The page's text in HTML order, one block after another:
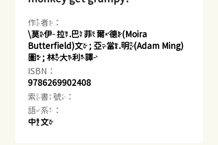
作者：
\莫伊拉.巴菲爾德(Moira
Butterfield)文 ; 亞當.明(Adam Ming)
圖 ; 林大利譯
ISBN：
9786269902408
索書號：
語系：
中文